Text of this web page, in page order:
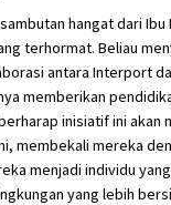
hangat dari Ibu
terhormat. Beliau
antara Interport
memberikan
inisiatif ini akan
membekali mereka
menjadi individu
yang lebih